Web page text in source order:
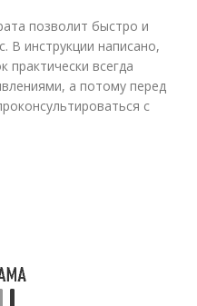
позволит быстро и
В инструкции написано,
практически всегда
а потому перед
с